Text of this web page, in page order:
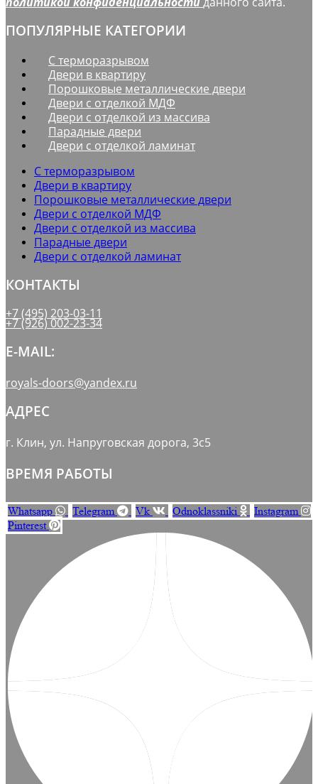
ПОПУЛЯРНЫЕ КАТЕГОРИИ
С терморазрывом
Двери в квартиру
Порошковые металлические двери
Двери с отделкой МДФ
Двери с отделкой из массива
Парадные двери
Двери с отделкой ламинат
С терморазрывом
Двери в квартиру
Порошковые металлические двери
Двери с отделкой МДФ
Двери с отделкой из массива
Парадные двери
Двери с отделкой ламинат
КОНТАКТЫ
+7 (495) 203-03-11
+7 (926) 002-23-34
E-MAIL:
royals-doors@yandex.ru
АДРЕС
г. Клин, ул. Напруговская дорога, 3с5
ВРЕМЯ РАБОТЫ
Whatsapp Telegram Vk Odnoklassniki
Instagram
Pinterest